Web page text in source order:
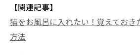
【関連記事】
猫をお風呂に入れたい！覚えてお
方法